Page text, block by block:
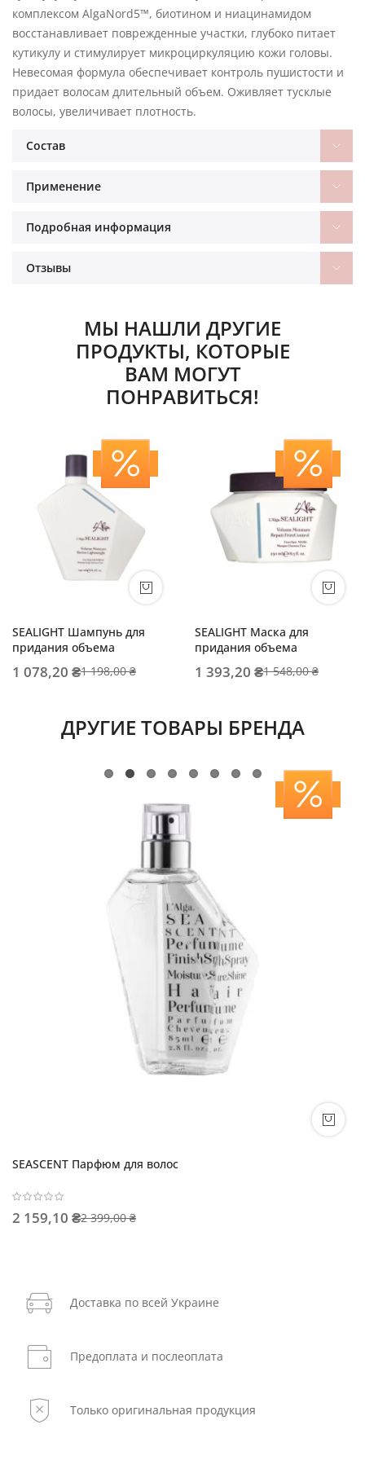
комплексом AlgaNord5™, биотином и ниацинамидом
восстанавливает поврежденные участки, глубоко питает
кутикулу и стимулирует микроциркуляцию кожи головы.
Невесомая формула обеспечивает контроль пушистости и
придает волосам длительный объем. Оживляет тусклые
волосы, увеличивает плотность.
Состав
Применение
Подробная информация
Отзывы
МЫ НАШЛИ ДРУГИЕ
ПРОДУКТЫ, КОТОРЫЕ
ВАМ МОГУТ
ПОНРАВИТЬСЯ!
SEALIGHT Шампунь для
придания объема
1 078,20 ₴1 198,00 ₴
SEALIGHT Маска для
придания объема
1 393,20 ₴1 548,00 ₴
ДРУГИЕ ТОВАРЫ БРЕНДА
SEASCENT Парфюм для волос
2 159,10 ₴2 399,00 ₴
Доставка по всей Украине
Предоплата и послеоплата
Только оригинальная продукция